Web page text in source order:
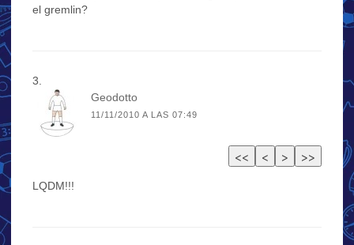
el gremlin?
Geodotto
11/11/2010 A LAS 07:49
LQDM!!!